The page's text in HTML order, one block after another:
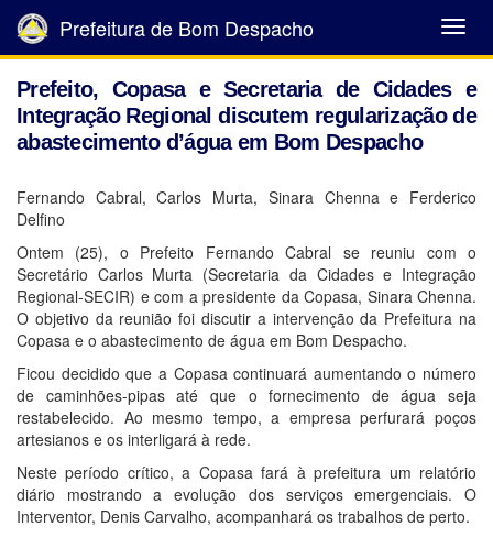
Abrir
Menu
Prefeitura de Bom Despacho
Prefeito, Copasa e Secretaria de Cidades e
Integração Regional discutem regularização de
abastecimento d’água em Bom Despacho
Fernando Cabral, Carlos Murta, Sinara Chenna e Ferderico
Delfino
Ontem (25), o Prefeito Fernando Cabral se reuniu com o
Secretário Carlos Murta (Secretaria da Cidades e Integração
Regional-SECIR) e com a presidente da Copasa, Sinara Chenna.
O objetivo da reunião foi discutir a intervenção da Prefeitura na
Copasa e o abastecimento de água em Bom Despacho.
Ficou decidido que a Copasa continuará aumentando o número
de caminhões-pipas até que o fornecimento de água seja
restabelecido. Ao mesmo tempo, a empresa perfurará poços
artesianos e os interligará à rede.
Neste período crítico, a Copasa fará à prefeitura um relatório
diário mostrando a evolução dos serviços emergenciais. O
Interventor, Denis Carvalho, acompanhará os trabalhos de perto.